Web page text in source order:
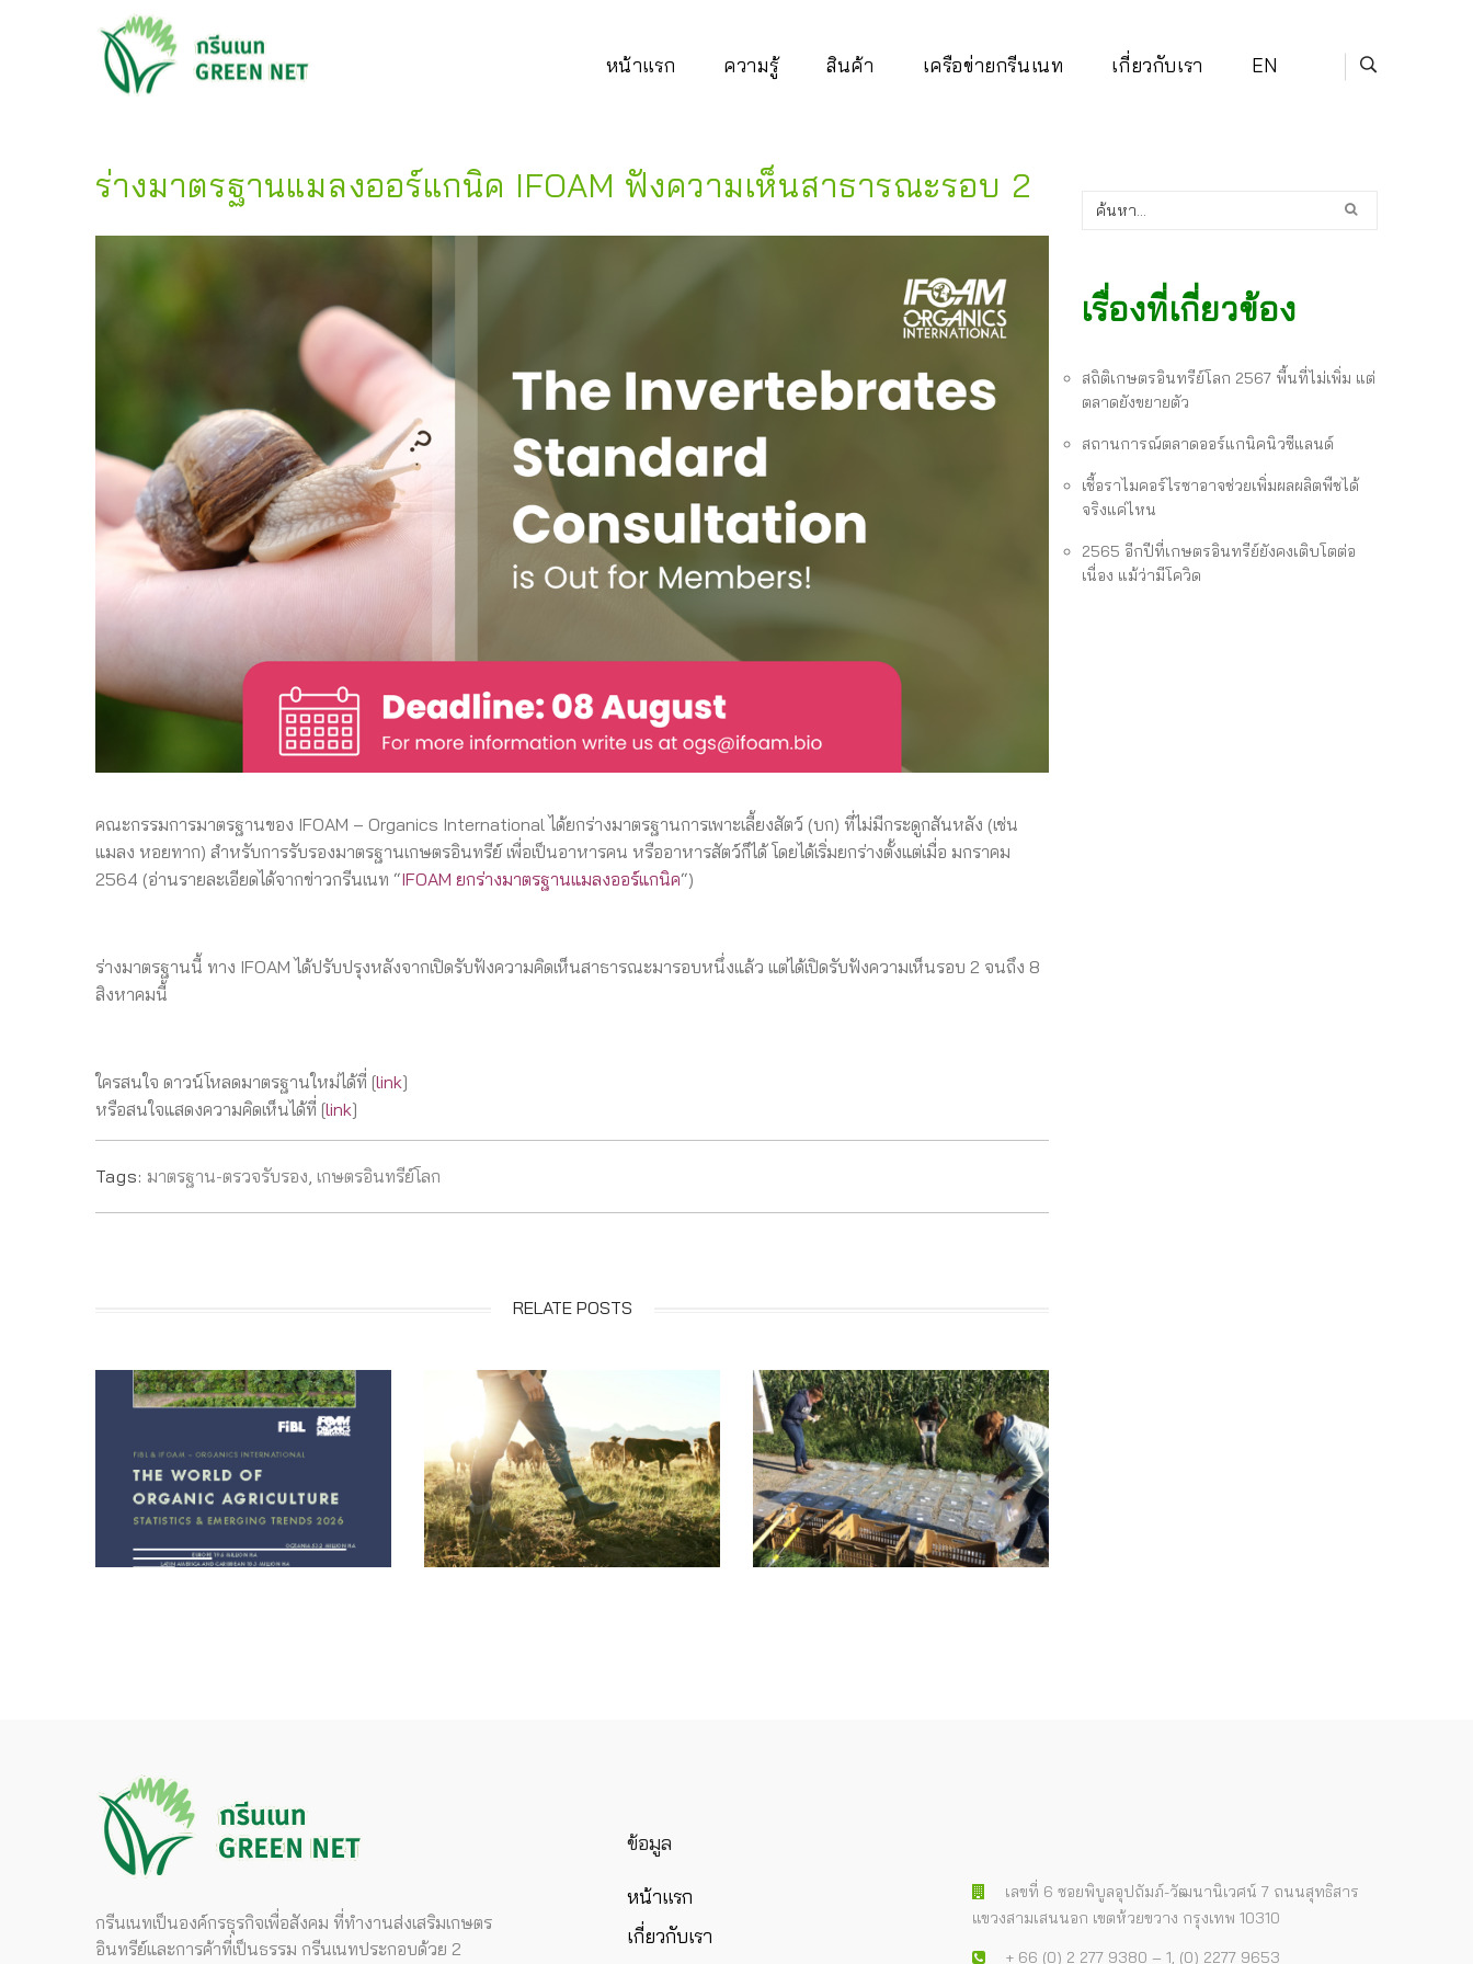
หน้าแรก ความรู้ สินค้า เครือข่ายกรีนเนท เกี่ยวกับเรา EN
ร่างมาตรฐานแมลงออร์แกนิค IFOAM ฟังความเห็นสาธารณะรอบ 2
คณะกรรมการมาตรฐานของ IFOAM – Organics International ได้ยกร่างมาตรฐานการเพาะเลี้ยงสัตว์ (บก) ที่ไม่มีกระดูกสันหลัง (เช่น
แมลง หอยทาก) สำหรับการรับรองมาตรฐานเกษตรอินทรีย์ เพื่อเป็นอาหารคน หรืออาหารสัตว์ก็ได้ โดยได้เริ่มยกร่างตั้งแต่เมื่อ มกราคม
2564 (อ่านรายละเอียดได้จากข่าวกรีนเนท “IFOAM ยกร่างมาตรฐานแมลงออร์แกนิค“)
ร่างมาตรฐานนี้ ทาง IFOAM ได้ปรับปรุงหลังจากเปิดรับฟังความคิดเห็นสาธารณะมารอบหนึ่งแล้ว แต่ได้เปิดรับฟังความเห็นรอบ 2 จนถึง 8
สิงหาคมนี้
ใครสนใจ ดาวน์โหลดมาตรฐานใหม่ได้ที่ [link]
หรือสนใจแสดงความคิดเห็นได้ที่ [link]
Tags: มาตรฐาน-ตรวจรับรอง เกษตรอินทรีย์โลก
RELATE POSTS
เรื่องที่เกี่ยวข้อง
สถิติเกษตรอินทรีย์โลก 2567 พื้นที่ไม่เพิ่ม แต่
ตลาดยังขยายตัว
สถานการณ์ตลาดออร์แกนิคนิวซีแลนด์
เชื้อราไมคอร์ไรซาอาจช่วยเพิ่มผลผลิตพืชได้
จริงแค่ไหน
2565 อีกปีที่เกษตรอินทรีย์ยังคงเติบโตต่อ
เนื่อง แม้ว่ามีโควิด
กรีนเนทเป็นองค์กรธุรกิจเพื่อสังคม ที่ทำงานส่งเสริมเกษตร
อินทรีย์และการค้าที่เป็นธรรม กรีนเนทประกอบด้วย 2
ข้อมูล
หน้าแรก
เกี่ยวกับเรา
เลขที่ 6 ซอยพิบูลอุปถัมภ์-วัฒนานิเวศน์ 7 ถนนสุทธิสาร
แขวงสามเสนนอก เขตห้วยขวาง กรุงเทพ 10310
+ 66 (0) 2 277 9380 – 1, (0) 2277 9653